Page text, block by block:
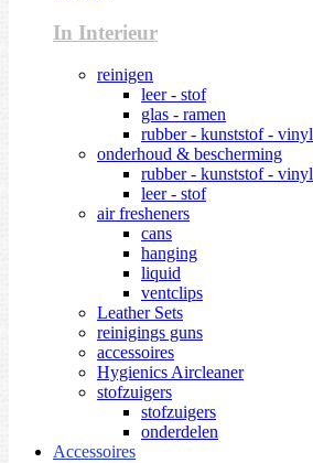
In Interieur
reinigen
leer - stof
glas - ramen
rubber - kunststof - vinyl
onderhoud & bescherming
rubber - kunststof - vinyl
leer - stof
air fresheners
cans
hanging
liquid
ventclips
Leather Sets
reinigings guns
accessoires
Hygienics Aircleaner
stofzuigers
stofzuigers
onderdelen
Accessoires